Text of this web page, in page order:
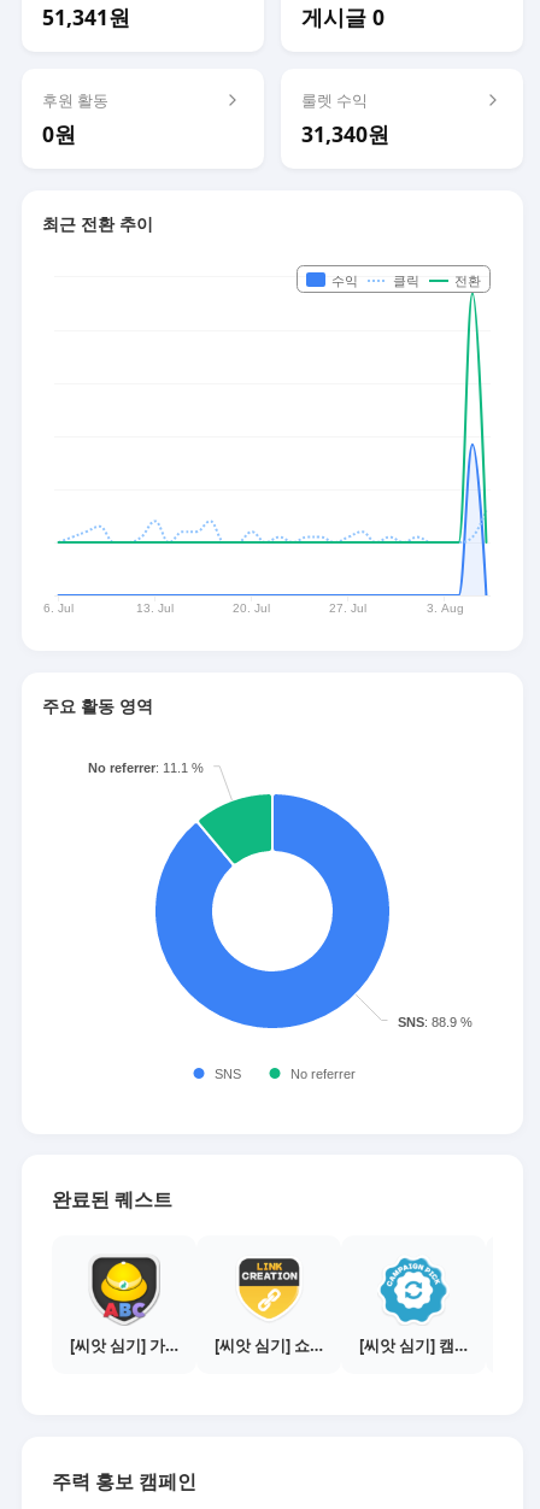
51,341원 게시글 0
후원 활동
0원
룰렛 수익
31,340원
최근 전환 추이
주요 활동 영역
완료된 퀘스트
[씨앗 심기] 가이드보기 - 매체별 활동 가이드 [씨앗 심기] 쇼핑몰 링크 발급하기 - 제휴몰 10곳 [씨앗 심기] 캠페인 전환하기
주력 홍보 캠페인